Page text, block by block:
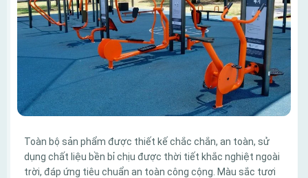
Toàn bộ sản phẩm được thiết kế chắc chắn, an toàn, sử
dụng chất liệu bền bỉ chịu được thời tiết khắc nghiệt ngoài
trời, đáp ứng tiêu chuẩn an toàn công cộng. Màu sắc tươi